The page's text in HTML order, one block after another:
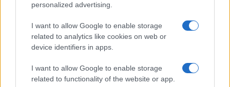
personalized advertising.
I want to allow Google to enable storage
related to analytics like cookies on web or
device identifiers in apps.
I want to allow Google to enable storage
related to functionality of the website or app.